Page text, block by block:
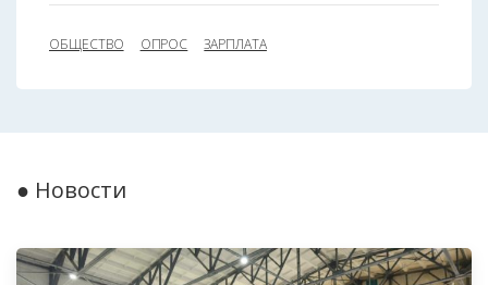
ОБЩЕСТВО ОПРОС ЗАРПЛАТА
● Новости